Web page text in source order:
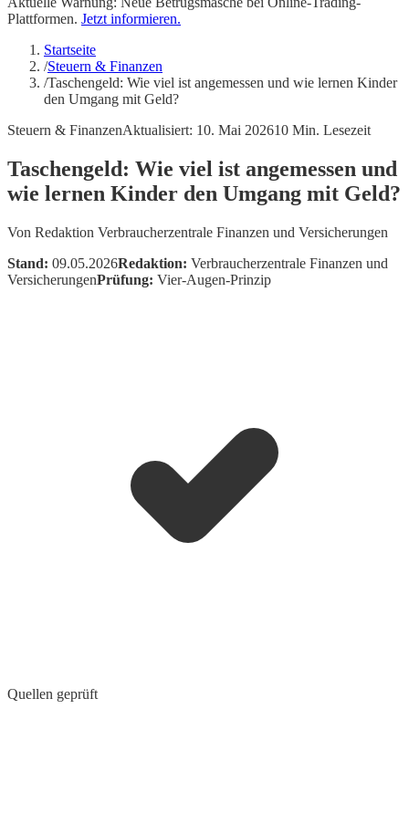
Plattformen. Jetzt informieren.
Startseite
/Steuern & Finanzen
/Taschengeld: Wie viel ist angemessen und wie lernen Kinder
den Umgang mit Geld?
Steuern & FinanzenAktualisiert: 10. Mai 202610 Min. Lesezeit
Taschengeld: Wie viel ist angemessen und
wie lernen Kinder den Umgang mit Geld?
Von Redaktion Verbraucherzentrale Finanzen und Versicherungen
Stand: 09.05.2026Redaktion: Verbraucherzentrale Finanzen und
VersicherungenPrüfung: Vier-Augen-Prinzip
Quellen geprüft